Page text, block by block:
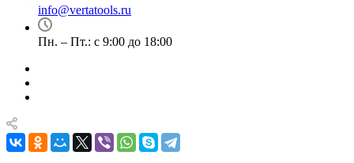
info@vertatools.ru
Пн. – Пт.: с 9:00 до 18:00